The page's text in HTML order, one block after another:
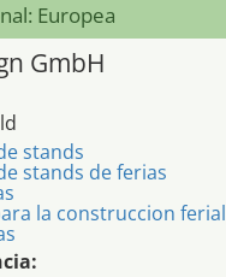
Europea
GmbH
stands
stands de ferias
la construccion ferial